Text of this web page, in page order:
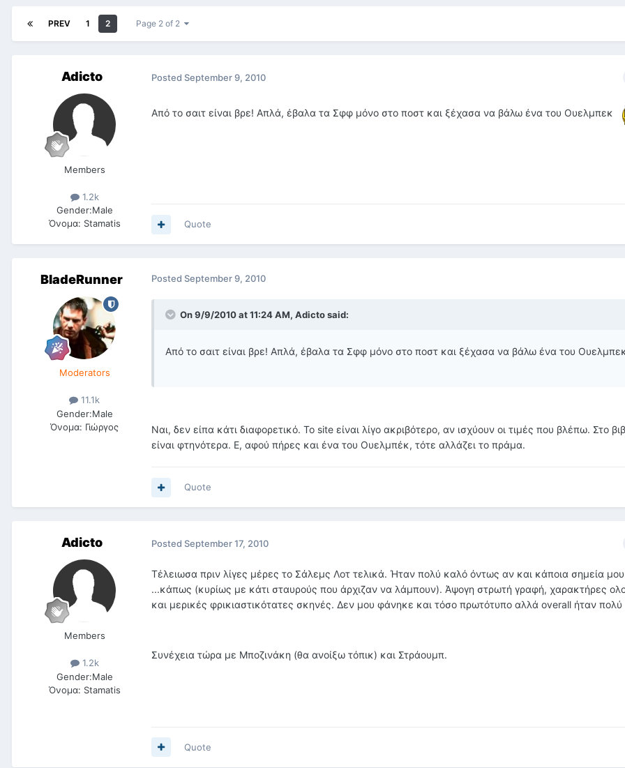
PREV 1 2 Page 2 of 2
Adicto
Members
1.2k
Gender:Male
Όνομα: Stamatis
Posted September 9, 2010
Aπό το σαιτ είναι βρε! Απλά, έβαλα τα Σφφ μόνο στο ποστ και ξέχασα να βάλω ένα του Ουελμπεκ
Quote
BladeRunner
Moderators
11.1k
Gender:Male
Όνομα: Γιώργος
Posted September 9, 2010
On 9/9/2010 at 11:24 AM, Adicto said:
Aπό το σαιτ είναι βρε! Απλά, έβαλα τα Σφφ μόνο στο ποστ και ξέχασα να βάλω ένα του
Ναι, δεν είπα κάτι διαφορετικό. Το site είναι λίγο ακριβότερο, αν ισχύουν οι τιμές που βλέπω. Στο
είναι φτηνότερα. Ε, αφού πήρες και ένα του Ουελμπέκ, τότε αλλάζει το πράμα.
Quote
Adicto
Members
1.2k
Gender:Male
Όνομα: Stamatis
Posted September 17, 2010
Τέλειωσα πριν λίγες μέρες το Σάλεμς Λοτ τελικά. Ήταν πολύ καλό όντως αν και κάποια σημεία
...κάπως (κυρίως με κάτι σταυρούς που άρχιζαν να λάμπουν). Άψογη στρωτή γραφή, χαρακτήρες
και μερικές φρικιαστικότατες σκηνές. Δεν μου φάνηκε και τόσο πρωτότυπο αλλά overall ήταν
Συνέχεια τώρα με Μποζινάκη (θα ανοίξω τόπικ) και Στράουμπ.
Quote